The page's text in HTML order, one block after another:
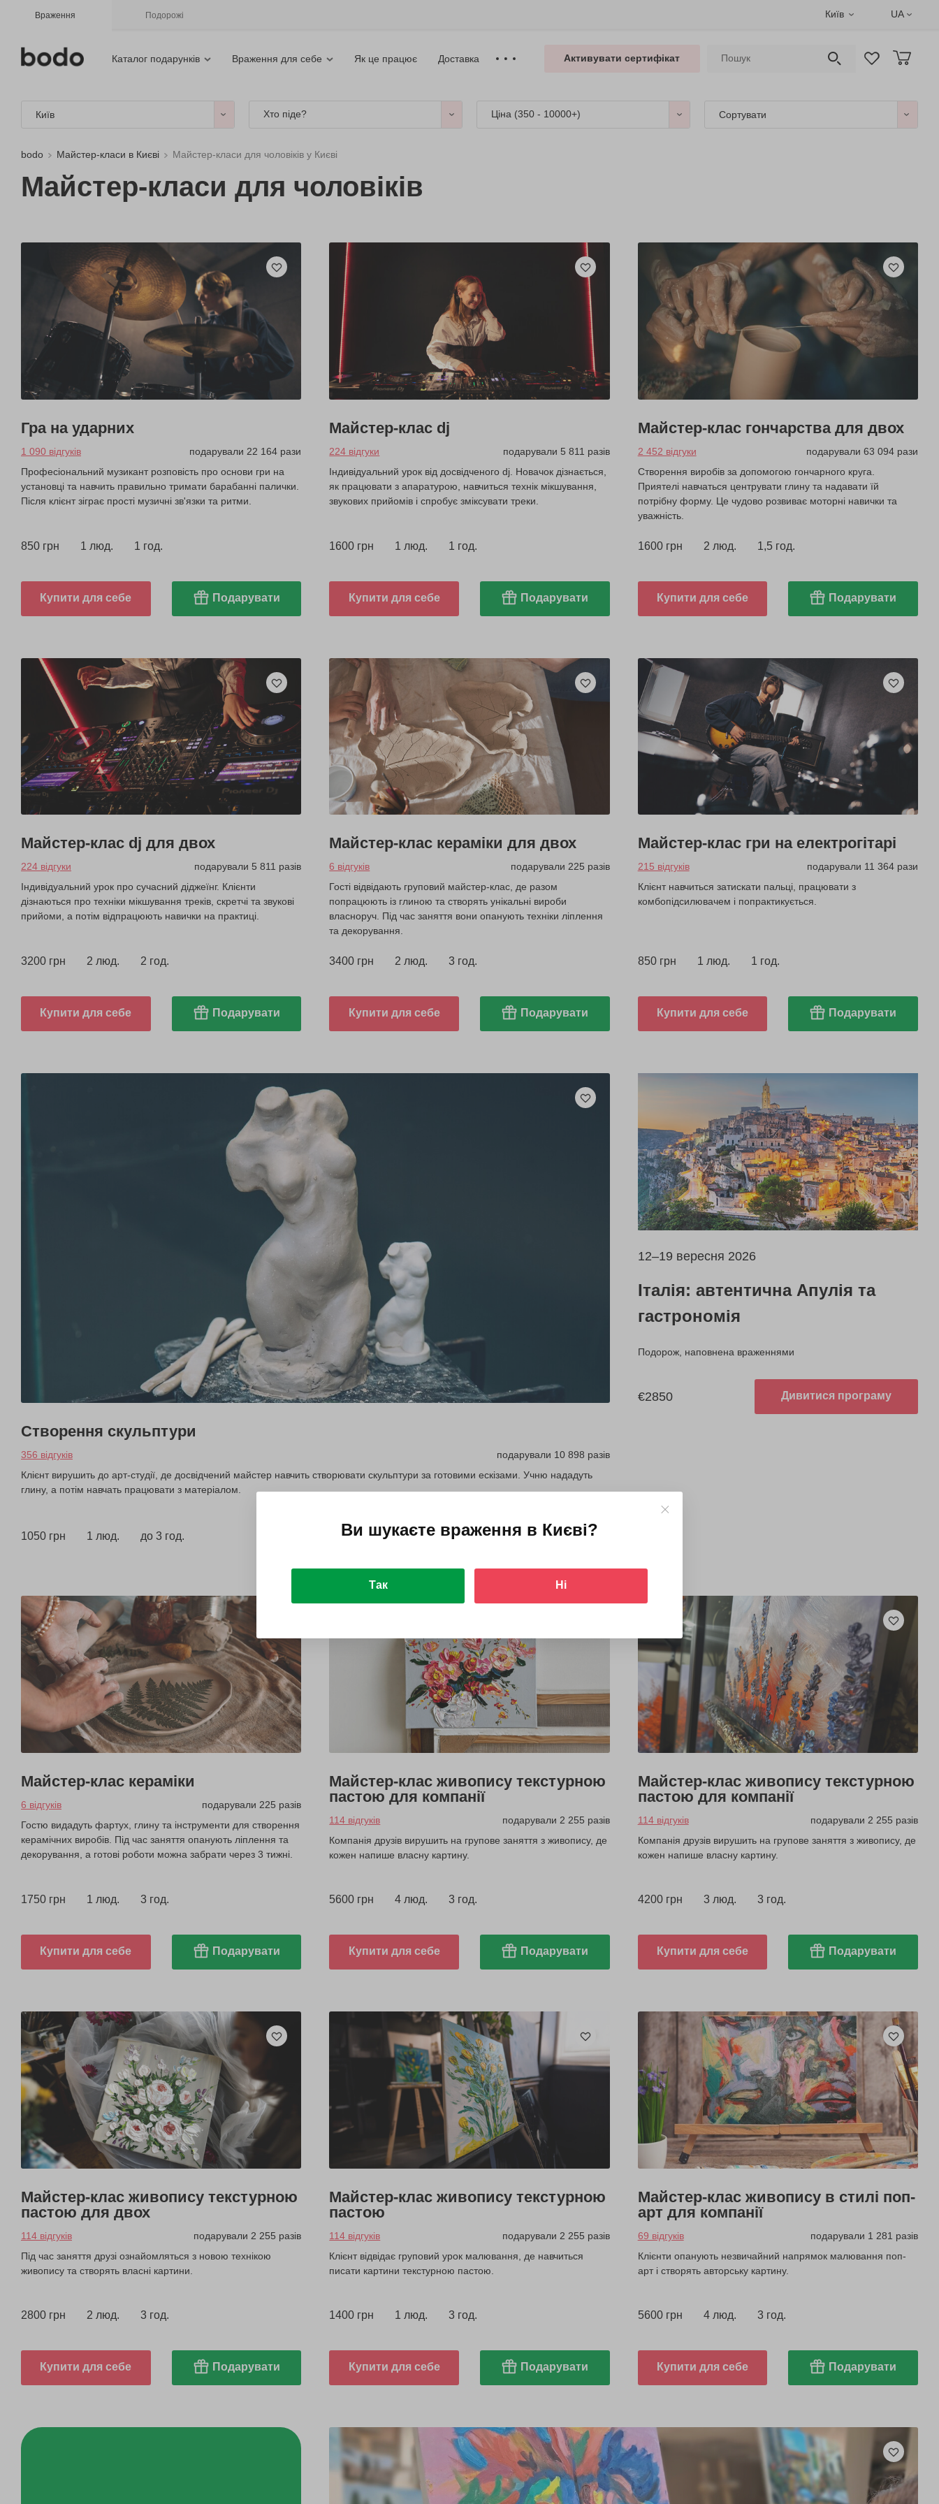
Враження Подорожі Київ UA
Каталог подарунків Враження для себе Як це працює Доставка Активувати сертифікат
Київ Хто піде? Ціна (350 - 10000+) Сортувати
bodo Майстер-класи в Києві Майстер-класи для чоловіків у Києві
Майстер-класи для чоловіків
Гра на ударних
1 090 відгуків
подарували 22 164 рази
Професіональний музикант розповість про основи гри на
установці та навчить правильно тримати барабанні палички.
Після клієнт зіграє прості музичні зв'язки та ритми.
850 грн 1 люд. 1 год.
Купити для себе Подарувати
Майстер-клас dj
224 відгуки
подарували 5 811 разів
Індивідуальний урок від досвідченого dj. Новачок дізнається,
як працювати з апаратурою, навчиться технік мікшування,
звукових прийомів і спробує зміксувати треки.
1600 грн 1 люд. 1 год.
Купити для себе Подарувати
Майстер-клас гончарства для двох
2 452 відгуки
подарували 63 094 рази
Створення виробів за допомогою гончарного круга.
Приятелі навчаться центрувати глину та надавати їй
потрібну форму. Це чудово розвиває моторні навички та
уважність.
1600 грн 2 люд. 1,5 год.
Купити для себе Подарувати
Майстер-клас dj для двох
224 відгуки
подарували 5 811 разів
Індивідуальний урок про сучасний діджеїнг. Клієнти
дізнаються про техніки мікшування треків, скретчі та звукові
прийоми, а потім відпрацюють навички на практиці.
3200 грн 2 люд. 2 год.
Купити для себе Подарувати
Майстер-клас кераміки для двох
6 відгуків
подарували 225 разів
Гості відвідають груповий майстер-клас, де разом
попрацюють із глиною та створять унікальні вироби
власноруч. Під час заняття вони опанують техніки ліплення
та декорування.
3400 грн 2 люд. 3 год.
Купити для себе Подарувати
Майстер-клас гри на електрогітарі
215 відгуків
подарували 11 364 рази
Клієнт навчиться затискати пальці, працювати з
комбопідсилювачем і попрактикується.
850 грн 1 люд. 1 год.
Купити для себе Подарувати
Створення скульптури
356 відгуків
подарували 10 898 разів
Клієнт вирушить до арт-студії, де досвідчений майстер навчить створювати скульптури за готовими ескізами. Учню нададуть
глину, а потім навчать працювати з матеріалом.
1050 грн 1 люд. до 3 год. Купити для себе Подарувати
12–19 вересня 2026
Італія: автентична Апулія та
гастрономія
Подорож, наповнена враженнями
€2850 Дивитися програму
Майстер-клас кераміки
6 відгуків
подарували 225 разів
Гостю видадуть фартух, глину та інструменти для створення
керамічних виробів. Під час заняття опанують ліплення та
декорування, а готові роботи можна забрати через 3 тижні.
1750 грн 1 люд. 3 год.
Купити для себе Подарувати
Майстер-клас живопису текстурною
пастою для компанії
114 відгуків
подарували 2 255 разів
Компанія друзів вирушить на групове заняття з живопису, де
кожен напише власну картину.
5600 грн 4 люд. 3 год.
Купити для себе Подарувати
Майстер-клас живопису текстурною
пастою для компанії
114 відгуків
подарували 2 255 разів
Компанія друзів вирушить на групове заняття з живопису, де
кожен напише власну картину.
4200 грн 3 люд. 3 год.
Купити для себе Подарувати
Майстер-клас живопису текстурною
пастою для двох
114 відгуків
подарували 2 255 разів
Під час заняття друзі ознайомляться з новою технікою
живопису та створять власні картини.
2800 грн 2 люд. 3 год.
Купити для себе Подарувати
Майстер-клас живопису текстурною
пастою
114 відгуків
подарували 2 255 разів
Клієнт відвідає груповий урок малювання, де навчиться
писати картини текстурною пастою.
1400 грн 1 люд. 3 год.
Купити для себе Подарувати
Майстер-клас живопису в стилі поп-
арт для компанії
69 відгуків
подарували 1 281 разів
Клієнти опанують незвичайний напрямок малювання поп-
арт і створять авторську картину.
5600 грн 4 люд. 3 год.
Купити для себе Подарувати
Ви шукаєте враження в Києві?
Так Ні